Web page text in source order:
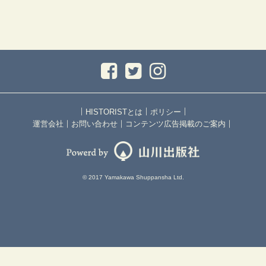
｜ HISTORISTとは ｜ ポリシー ｜
運営会社 ｜ お問い合わせ ｜ コンテンツ広告掲載のご案内 ｜
© 2017 Yamakawa Shuppansha Ltd.